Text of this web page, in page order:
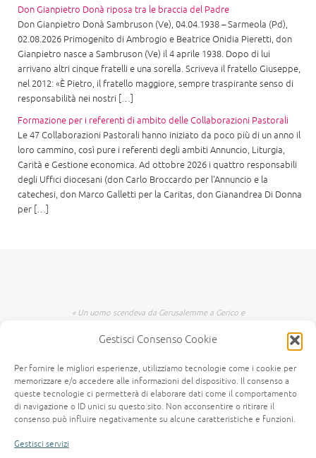
Gestisci Consenso Cookie
Per fornire le migliori esperienze, utilizziamo tecnologie come i cookie per
memorizzare e/o accedere alle informazioni del dispositivo. Il consenso a
queste tecnologie ci permetterà di elaborare dati come il comportamento
di navigazione o ID unici su questo sito. Non acconsentire o ritirare il
consenso può influire negativamente su alcune caratteristiche e funzioni.
Gestisci servizi
Don Gianpietro Donà riposa tra le braccia del Padre
Don Gianpietro Donà Sambruson (Ve), 04.04.1938 – Sarmeola (Pd),
02.08.2026 Primogenito di Ambrogio e Beatrice Onidia Pieretti, don
Gianpietro nasce a Sambruson (Ve) il 4 aprile 1938. Dopo di lui
arrivano altri cinque fratelli e una sorella. Scriveva il fratello Giuseppe,
nel 2012: «È Pietro, il fratello maggiore, sempre traspirante senso di
responsabilità nei nostri […]
Formazione per i referenti di ambito delle Collaborazioni Pastorali
Le 47 Collaborazioni Pastorali hanno iniziato da poco più di un anno il
loro cammino, così pure i referenti degli ambiti Annuncio, Liturgia,
Carità e Gestione economica. Ad ottobre 2026 i quattro responsabili
degli Uffici diocesani (don Carlo Broccardo per l’Annuncio e la
catechesi, don Marco Galletti per la Caritas, don Gianandrea Di Donna
per […]
« Un uomo scendeva da Gerusalemme a Gerico e
percossero e poi se ne andarono, lasciandolo
per quella medesima strada e quando lo vide
passò oltre dall'altra parte. Anche un levita,
giunto in quel luogo, lo vide e passò oltre. Invece
un Samaritano, che era in viaggio, passandogli
accanto lo vide e n'ebbe compassione. Gli si fece